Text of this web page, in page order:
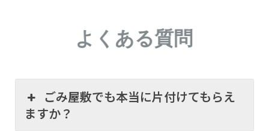
よくある質問
ごみ屋敷でも本当に片付けてもらえ
ますか？